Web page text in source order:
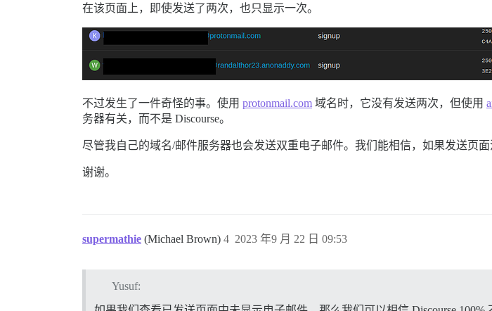
在该页面上，即使发送了两次，也只显示一次。
不过发生了一件奇怪的事。使用 protonmail.com 域名时，它没有发送两次，但使用
务器有关，而不是 Discourse。
尽管我自己的域名/邮件服务器也会发送双重电子邮件。我们能相信，如果发送页
谢谢。
supermathie (Michael Brown) 2023 年9 月 22 日 09:53
4
Yusuf: